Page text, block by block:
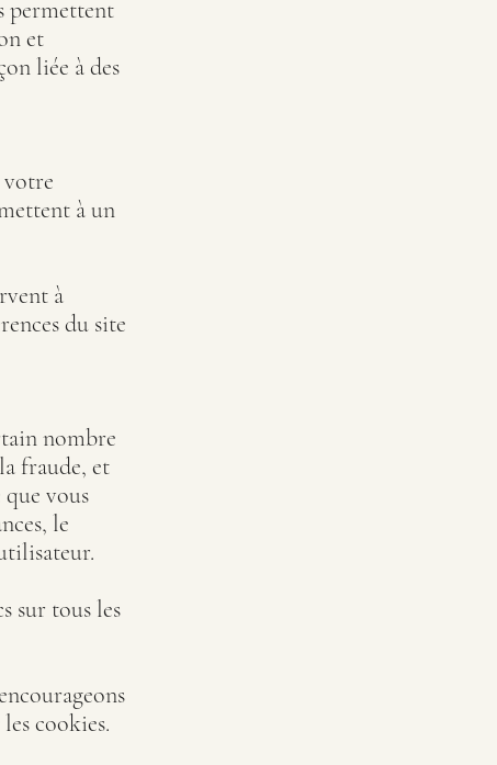
permettent
et
liée à des
à un
à
du site
nombre
fraude, et
vous
le
sur tous les
cookies.